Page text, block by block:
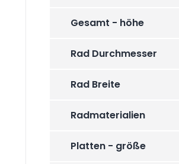
Gesamt - höhe
Rad Durchmesser
Rad Breite
Radmaterialien
Platten - größe